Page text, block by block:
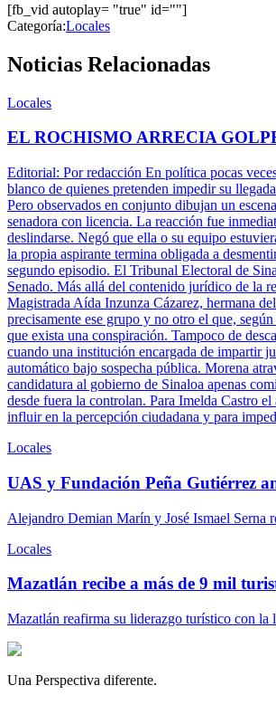
[fb_vid autoplay= "true" id=""]
Categoría:Locales
Noticias Relacionadas
Locales
EL ROCHISMO ARRECIA
Editorial: Por redacción En política pocas
blanco de quienes pretenden impedir su
Pero observados en conjunto dibujan un
senadora con licencia. La reacción fue
deslindarse. Negó que ella o su equipo
la propia aspirante termina obligada a
segundo episodio. El Tribunal Electoral de
Senado. Más allá del contenido jurídico de la
Magistrada Aída Inzunza Cázarez, hermana
precisamente ese grupo y no otro el que,
que exista una conspiración. Tampoco de
cuando una institución encargada de impartir
automático bajo sospecha pública. Morena
candidatura al gobierno de Sinaloa apenas
desde fuera la controlan. Para Imelda Castro
influir en la percepción ciudadana y para
Locales
UAS y Fundación Peña Gutiérrez
Alejandro Demian Marín y José Ismael Serna
Locales
Mazatlán recibe a más de 9 mil
Mazatlán reafirma su liderazgo turístico con la
Una Perspectiva diferente.